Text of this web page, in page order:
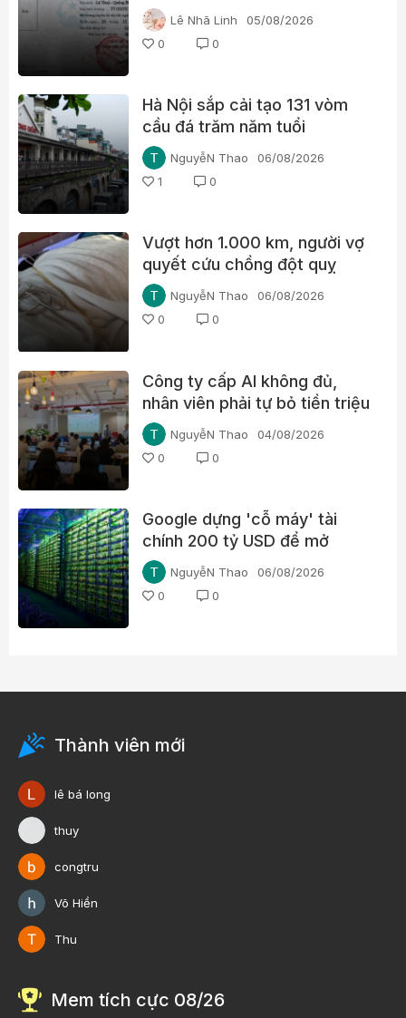
thường trong học bạ một lãnh
đạo xã ở Quảng Trị
Lê Nhã Linh
05/08/2026
0
0
Hà Nội sắp cải tạo 131 vòm
cầu đá trăm năm tuổi
NguyễN Thao
06/08/2026
1
0
Vượt hơn 1.000 km, người vợ
quyết cứu chồng đột quỵ
NguyễN Thao
06/08/2026
0
0
Công ty cấp AI không đủ,
nhân viên phải tự bỏ tiền triệu
mỗi tháng
NguyễN Thao
04/08/2026
0
0
Google dựng 'cỗ máy' tài
chính 200 tỷ USD để mở
đường cho chip AI, thách
thức Nvidia
NguyễN Thao
06/08/2026
0
0
Thành viên mới
lê bá long
thuy
congtru
Võ Hiền
Thu
Mem tích cực 08/26